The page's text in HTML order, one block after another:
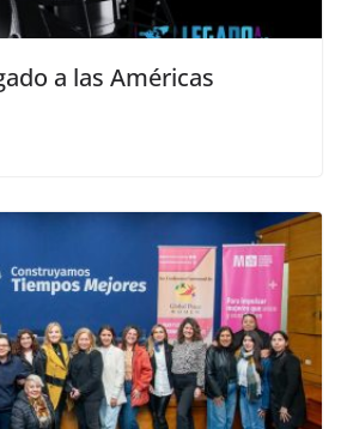
a las Américas